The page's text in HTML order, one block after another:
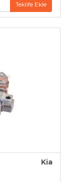
Teklife Ekle
Kia